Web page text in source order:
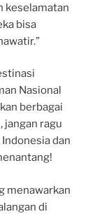
keselamatan
bisa
Nasional
berbagai
jangan ragu
dan
menawarkan
di